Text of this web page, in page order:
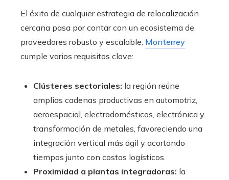
El éxito de cualquier estrategia de relocalización
cercana pasa por contar con un ecosistema de
proveedores robusto y escalable. Monterrey
cumple varios requisitos clave:
Clústeres sectoriales: la región reúne
amplias cadenas productivas en automotriz,
aeroespacial, electrodomésticos, electrónica y
transformación de metales, favoreciendo una
integración vertical más ágil y acortando
tiempos junto con costos logísticos.
Proximidad a plantas integradoras: la